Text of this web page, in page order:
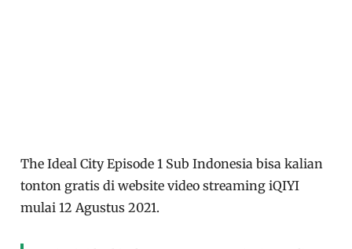
The Ideal City Episode 1 Sub Indonesia bisa kalian
tonton gratis di website video streaming iQIYI
mulai 12 Agustus 2021.